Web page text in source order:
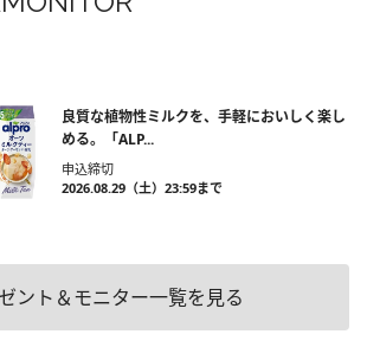
良質な植物性ミルクを、手軽においしく楽し
める。「ALP...
申込締切
2026.08.29（土）23:59まで
ント＆モニター一覧を見る